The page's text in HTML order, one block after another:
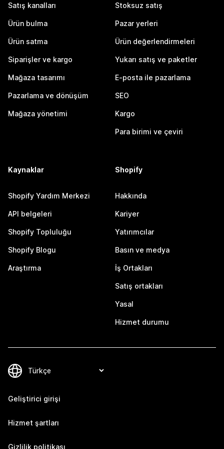
Satış kanalları
Ürün bulma
Ürün satma
Siparişler ve kargo
Mağaza tasarımı
Pazarlama ve dönüşüm
Mağaza yönetimi
Stoksuz satış
Pazar yerleri
Ürün değerlendirmeleri
Yukarı satış ve paketler
E-posta ile pazarlama
SEO
Kargo
Para birimi ve çeviri
Kaynaklar
Shopify Yardım Merkezi
API belgeleri
Shopify Topluluğu
Shopify Blogu
Araştırma
Shopify
Hakkında
Kariyer
Yatırımcılar
Basın ve medya
İş Ortakları
Satış ortakları
Yasal
Hizmet durumu
Geliştirici girişi
Hizmet şartları
Gizlilik politikası